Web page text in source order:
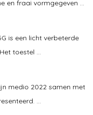
en fraai vormgegeven ...
is een licht verbeterde
toestel ...
medio 2022 samen met
...